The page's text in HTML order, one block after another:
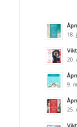
18.
20.
9.
25.